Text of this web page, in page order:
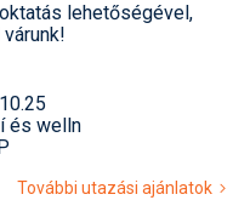
lehetőségével,
és welln
További utazási ajánlatok